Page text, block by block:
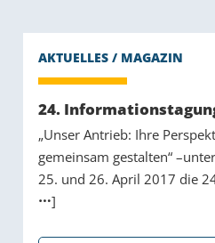
24.
„Unser Antrieb: Ihre
gemeinsam gestalten“
25. und 26. April 2017 die
]